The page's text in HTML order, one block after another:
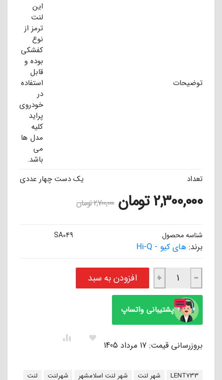
توضیحات
این
لنت
ترمز از
نوع
کفشکی
بوده و
قابل
استفاده
در
خودروی
پراید
کلیه
مدل ها
می
باشد.
تعداد
یک دست چهار عددی
2,300,000تومان 2,700,000تومان
شناسه محصول SA049
برند: های کیو - Hi-Q
لنت ترمز عقب پراید های کیو Hi-Q عدد
−
+ افزودن به سبد
پشتیبانی واتساپ
بروزرسانی قیمت: 17 مرداد 1405
برچسب:
LENT733 شهر لنت شهر لنت اسلامشهر شهرلنت
لنت